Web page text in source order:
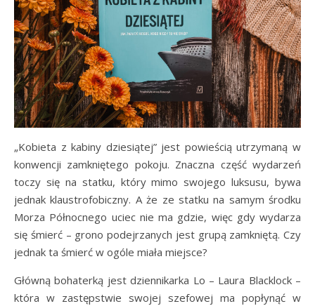
„Kobieta z kabiny dziesiątej” jest powieścią utrzymaną w
konwencji zamkniętego pokoju. Znaczna część wydarzeń
toczy się na statku, który mimo swojego luksusu, bywa
jednak klaustrofobiczny. A że ze statku na samym środku
Morza Północnego uciec nie ma gdzie, więc gdy wydarza
się śmierć – grono podejrzanych jest grupą zamkniętą. Czy
jednak ta śmierć w ogóle miała miejsce?
Główną bohaterką jest dziennikarka Lo – Laura Blacklock –
która w zastępstwie swojej szefowej ma popłynąć w